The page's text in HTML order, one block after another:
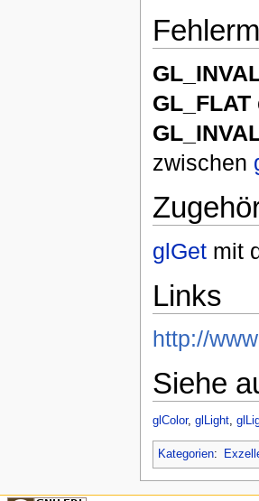
GL_FLAT
zwischen
glGetmit
Links
http://
Siehe
glColor, glLight,
Kategorien: